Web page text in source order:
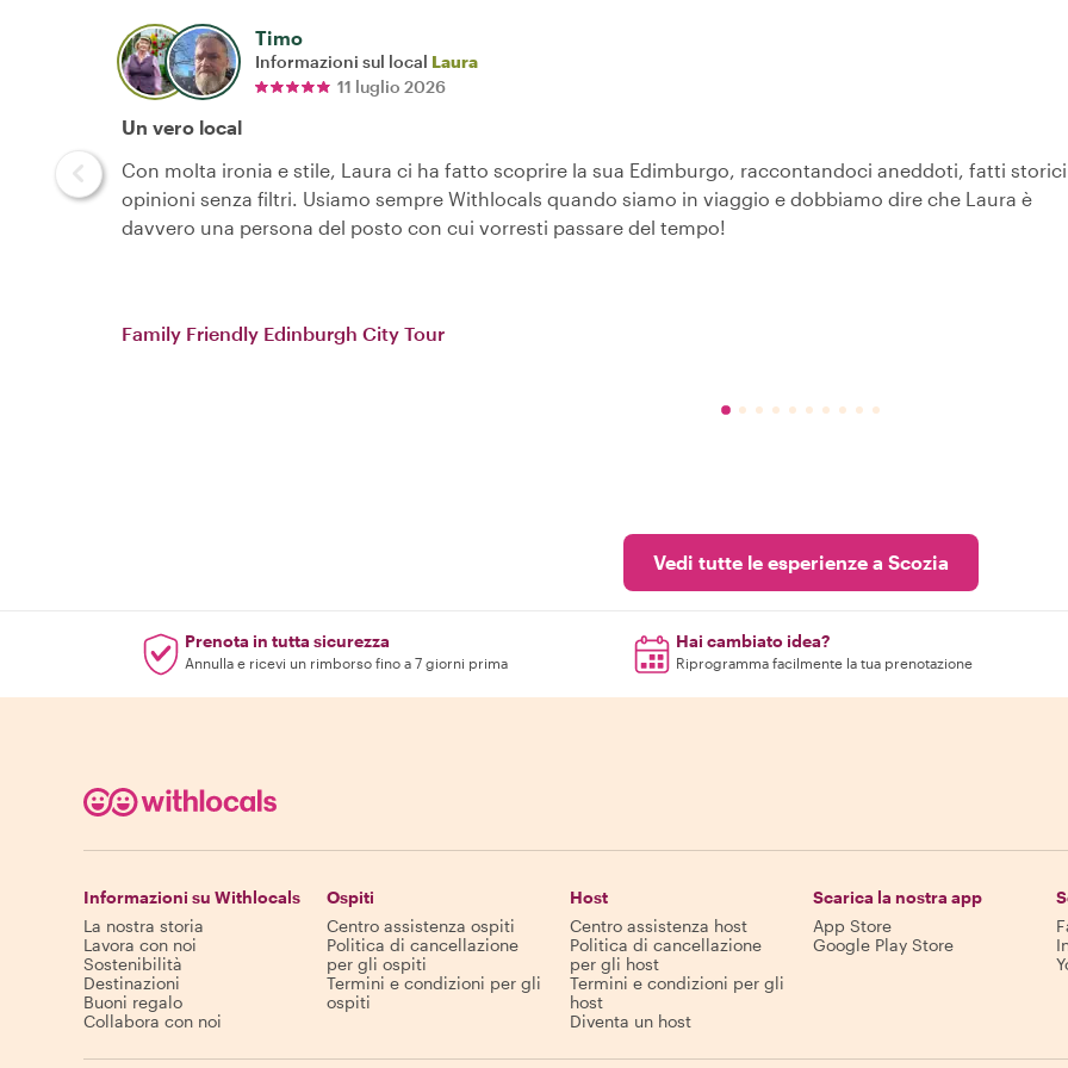
Timo
Informazioni sul local Laura
11 luglio 2026
Un vero local
Con molta ironia e stile, Laura ci ha fatto scoprire la sua Edimburgo, raccontandoci aneddoti, fatti
opinioni senza filtri. Usiamo sempre Withlocals quando siamo in viaggio e dobbiamo dire che Laura è
davvero una persona del posto con cui vorresti passare del tempo!
Family Friendly Edinburgh City Tour
Vedi tutte le esperienze a Scozia
Prenota in tutta sicurezza
Annulla e ricevi un rimborso fino a 7 giorni prima
Hai cambiato idea?
Riprogramma facilmente la tua prenotazione
Informazioni su Withlocals
La nostra storia
Lavora con noi
Sostenibilità
Destinazioni
Buoni regalo
Collabora con noi
Ospiti
Centro assistenza ospiti
Politica di cancellazione
per gli ospiti
Termini e condizioni per gli
ospiti
Host
Centro assistenza host
Politica di cancellazione
per gli host
Termini e condizioni per gli
host
Diventa un host
Scarica la nostra app
App Store
Google Play Store